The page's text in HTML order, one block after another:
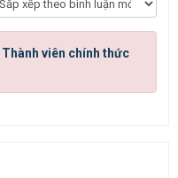
Thành viên chính thức